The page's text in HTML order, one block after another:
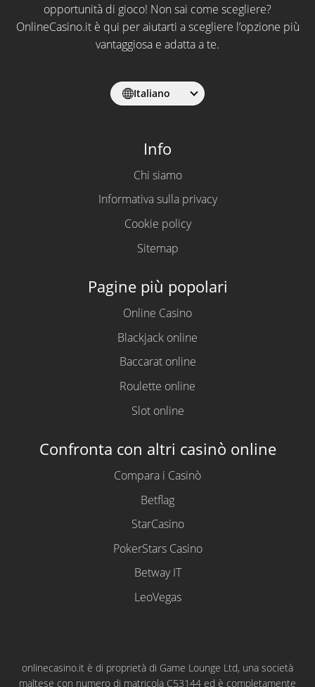
opportunità di gioco! Non sai come scegliere?
OnlineCasino.it è qui per aiutarti a scegliere l’opzione più
vantaggiosa e adatta a te.
Italiano
Info
Chi siamo
Informativa sulla privacy
Cookie policy
Sitemap
Pagine più popolari
Online Casino
Blackjack online
Baccarat online
Roulette online
Slot online
Confronta con altri casinò online
Compara i Casinò
Betflag
StarCasino
PokerStars Casino
Betway IT
LeoVegas
onlinecasino.it è di proprietà di Game Lounge Ltd, una società
maltese con numero di matricola C53144 ed è completamente